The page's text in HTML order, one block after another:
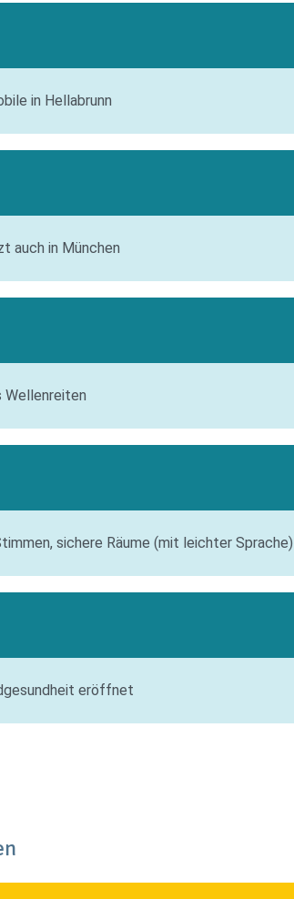
in Hellabrunn
auch in München
Wellenreiten
sichere Räume (mit leichter Sprache)
eröffnet